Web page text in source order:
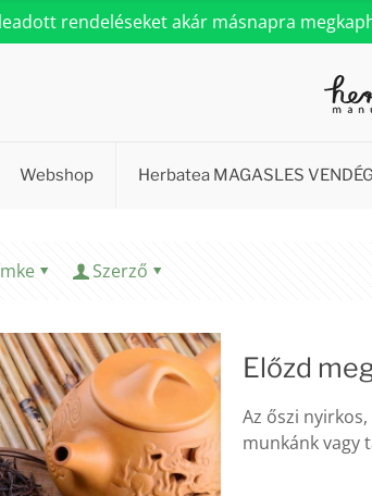
rendeléseket akár másnapra
Webshop Herbatea MAGASLES
Szerző
Előzd
Az őszi
munkánk vagy